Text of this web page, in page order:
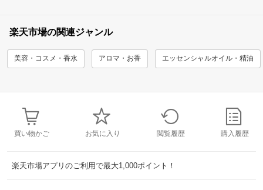
楽天市場の関連ジャンル
美容・コスメ・香水 アロマ・お香 エッセンシャルオイル・精油
買い物かご お気に入り 閲覧履歴 購入履歴
楽天市場アプリのご利用で最大1,000ポイント！